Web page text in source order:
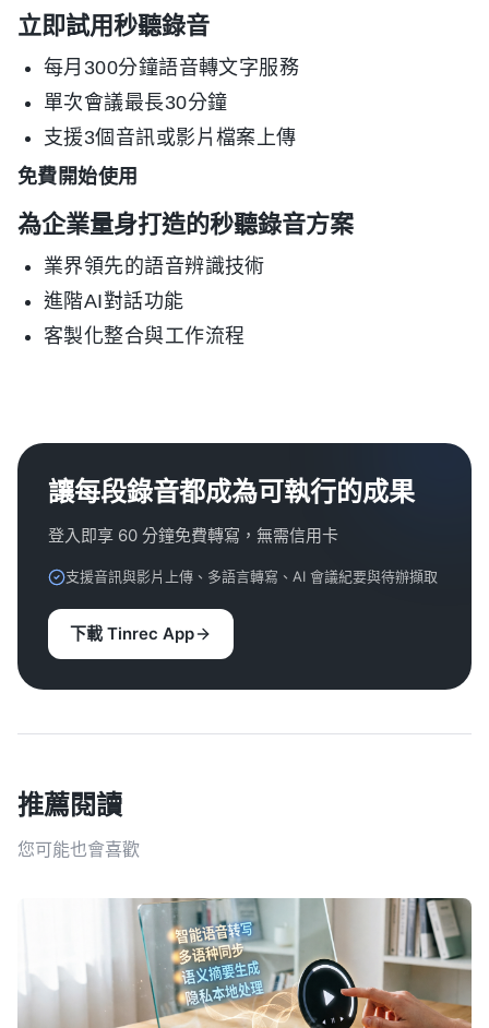
立即試用秒聽錄音
每月300分鐘語音轉文字服務
單次會議最長30分鐘
支援3個音訊或影片檔案上傳
免費開始使用
為企業量身打造的秒聽錄音方案
業界領先的語音辨識技術
進階AI對話功能
客製化整合與工作流程
讓每段錄音都成為可執行的成果
登入即享 60 分鐘免費轉寫，無需信用卡
支援音訊與影片上傳、多語言轉寫、AI 會議紀要與待辦擷取
下載 Tinrec App
推薦閱讀
您可能也會喜歡